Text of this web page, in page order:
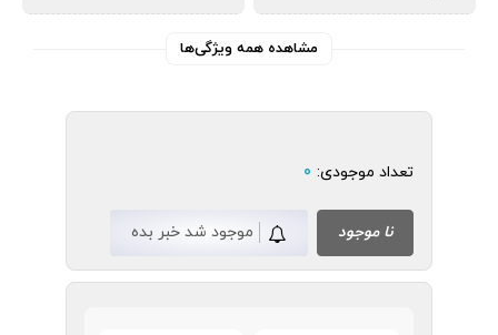
مشاهده همه ویژگی‌ها
تعداد موجودی: 0
نا موجود موجود شد خبر بده